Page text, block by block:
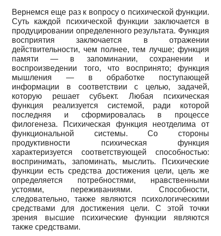
Вернемся еще раз к вопросу о психической функции.
Суть каждой психической функции заключается в
продуцировании определенного результата. Функция
восприятия заключается в отражении
действительности, чем полнее, тем лучше; функция
памяти — в запоминании, сохранении и
воспроизведении того, что воспринято; функция
мышления — в обработке поступающей
информации в соответствии с целью, задачей,
которую решает субъект. Любая психическая
функция реализуется системой, ради которой
последняя и сформировалась в процессе
филогенеза. Психическая функция неотделима от
функциональной системы. Со стороны
продуктивности психическая функция
характеризуется соответствующей способностью:
воспринимать, запоминать, мыслить. Психические
функции есть средства достижения цели, цель же
определяется потребностями, нравственными
устоями, переживаниями. Способности,
следовательно, также являются психологическими
средствами для достижения цели. С этой точки
зрения высшие психические функции являются
также средствами.